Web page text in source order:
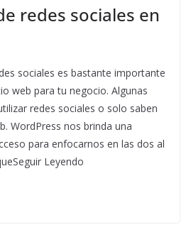
redes sociales en
sociales es bastante importante
web para tu negocio. Algunas
redes sociales o solo saben
WordPress nos brinda una
para enfocarnos en las dos al
Leyendo